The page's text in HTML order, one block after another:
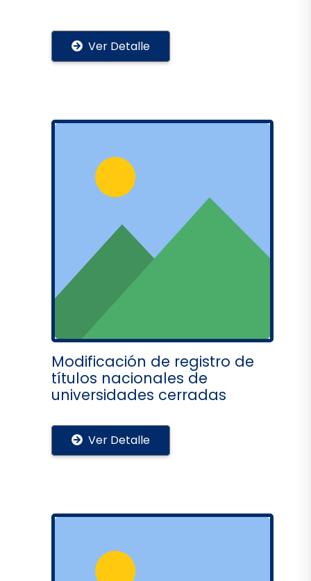
Ver Detalle
Modificación de registro de
títulos nacionales de
universidades cerradas
Ver Detalle